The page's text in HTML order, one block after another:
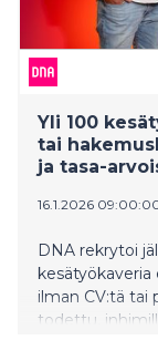
Yli 100
tai
ja tasa-
16.1.2026
DNA rekrytoi
ilman CV:tä tai
todettu,